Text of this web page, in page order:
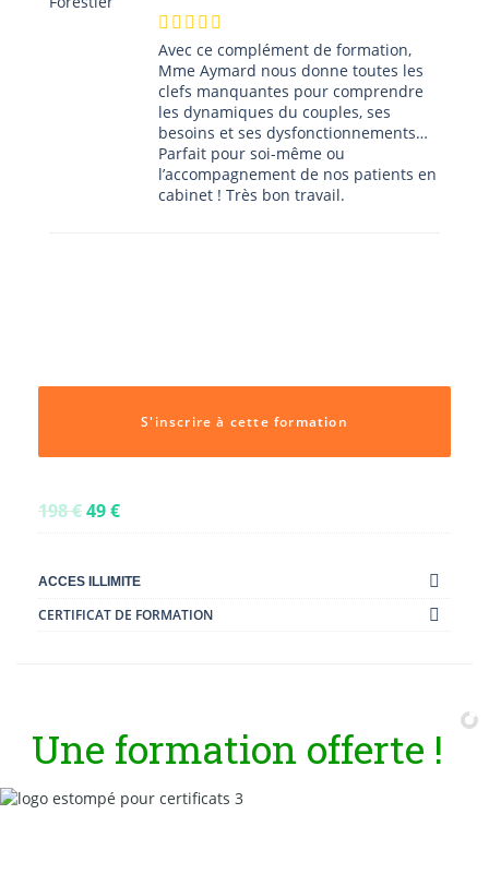
Avec ce complément de formation,
Mme Aymard nous donne toutes les
clefs manquantes pour comprendre
les dynamiques du couples, ses
besoins et ses dysfonctionnements…
Parfait pour soi-même ou
l’accompagnement de nos patients en
cabinet ! Très bon travail.
S'inscrire à cette formation
198€49€
ACCES ILLIMITE
CERTIFICAT DE FORMATION
Une formation offerte !